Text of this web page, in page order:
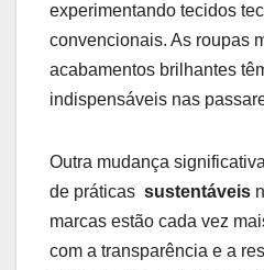
experimentando⁤ tecidos
convencionais. As roupas
acabamentos‌ brilhantes
indispensáveis nas
Outra mudança⁣
de práticas ⁢ sustentáveis
marcas estão cada ‍vez
⁢com⁤ a transparência⁤ e a⁤